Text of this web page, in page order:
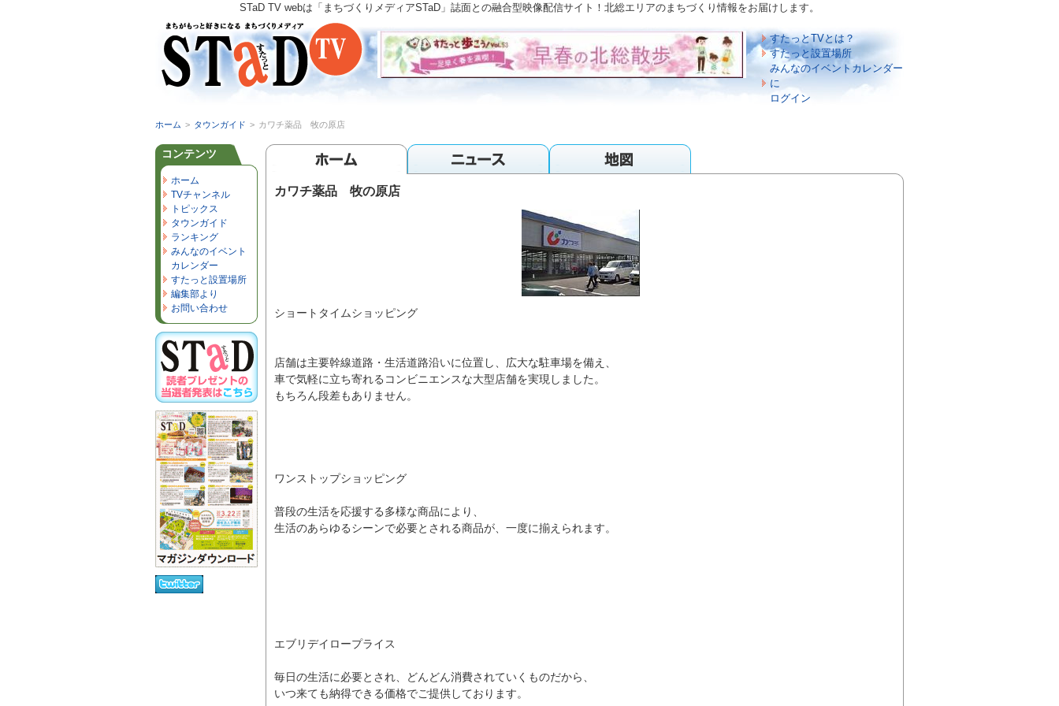
STaD TV webは「まちづくりメディアSTaD」誌面との融合型映像配信サイト！北総エリアのまちづくり情報をお届けします。
すたっとTVとは？
すたっと設置場所
みんなのイベントカレンダー
に
ログイン
ホーム > タウンガイド > カワチ薬品 牧の原店
カワチ薬品 牧の原店
ショートタイムショッピング
店舗は主要幹線道路・生活道路沿いに位置し、広大な駐車場を備え、
車で気軽に立ち寄れるコンビニエンスな大型店舗を実現しました。
もちろん段差もありません。
ワンストップショッピング
普段の生活を応援する多様な商品により、
生活のあらゆるシーンで必要とされる商品が、一度に揃えられます。
エブリデイロープライス
毎日の生活に必要とされ、どんどん消費されていくものだから、
いつ来ても納得できる価格でご提供しております。
コンテンツ
ホーム
TVチャンネル
トピックス
タウンガイド
ランキング
みんなのイベント
カレンダー
すたっと設置場所
編集部より
お問い合わせ